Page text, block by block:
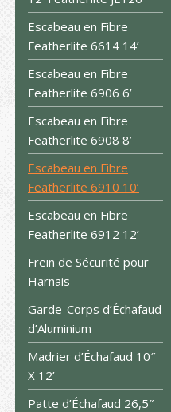
Escabeau en Fibre
Featherlite 6614 14’
Escabeau en Fibre
Featherlite 6906 6’
Escabeau en Fibre
Featherlite 6908 8’
Escabeau en Fibre
Featherlite 6910 10’
Escabeau en Fibre
Featherlite 6912 12’
Frein de Sécurité pour
Harnais
Garde-Corps d’Échafaud
d’Aluminium
Madrier d’Échafaud 10″
X 12’
Patte d’Échafaud 26,5″